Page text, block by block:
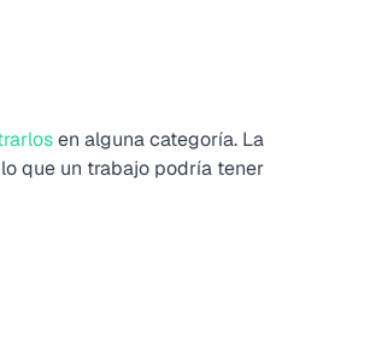
en alguna categoría. La
que un trabajo podría tener